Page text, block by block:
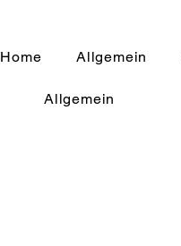
Home Allgemein
Allgemein